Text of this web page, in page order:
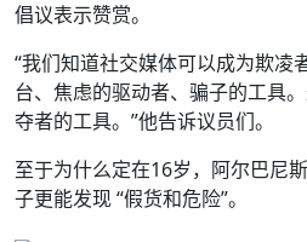
倡议表示赞赏。
“我们知道社交媒体可以成为欺凌
台、焦虑的驱动者、骗子的工具
夺者的工具。”他告诉议员们。
至于为什么定在16岁，阿尔巴尼
子更能发现 “假货和危险”。